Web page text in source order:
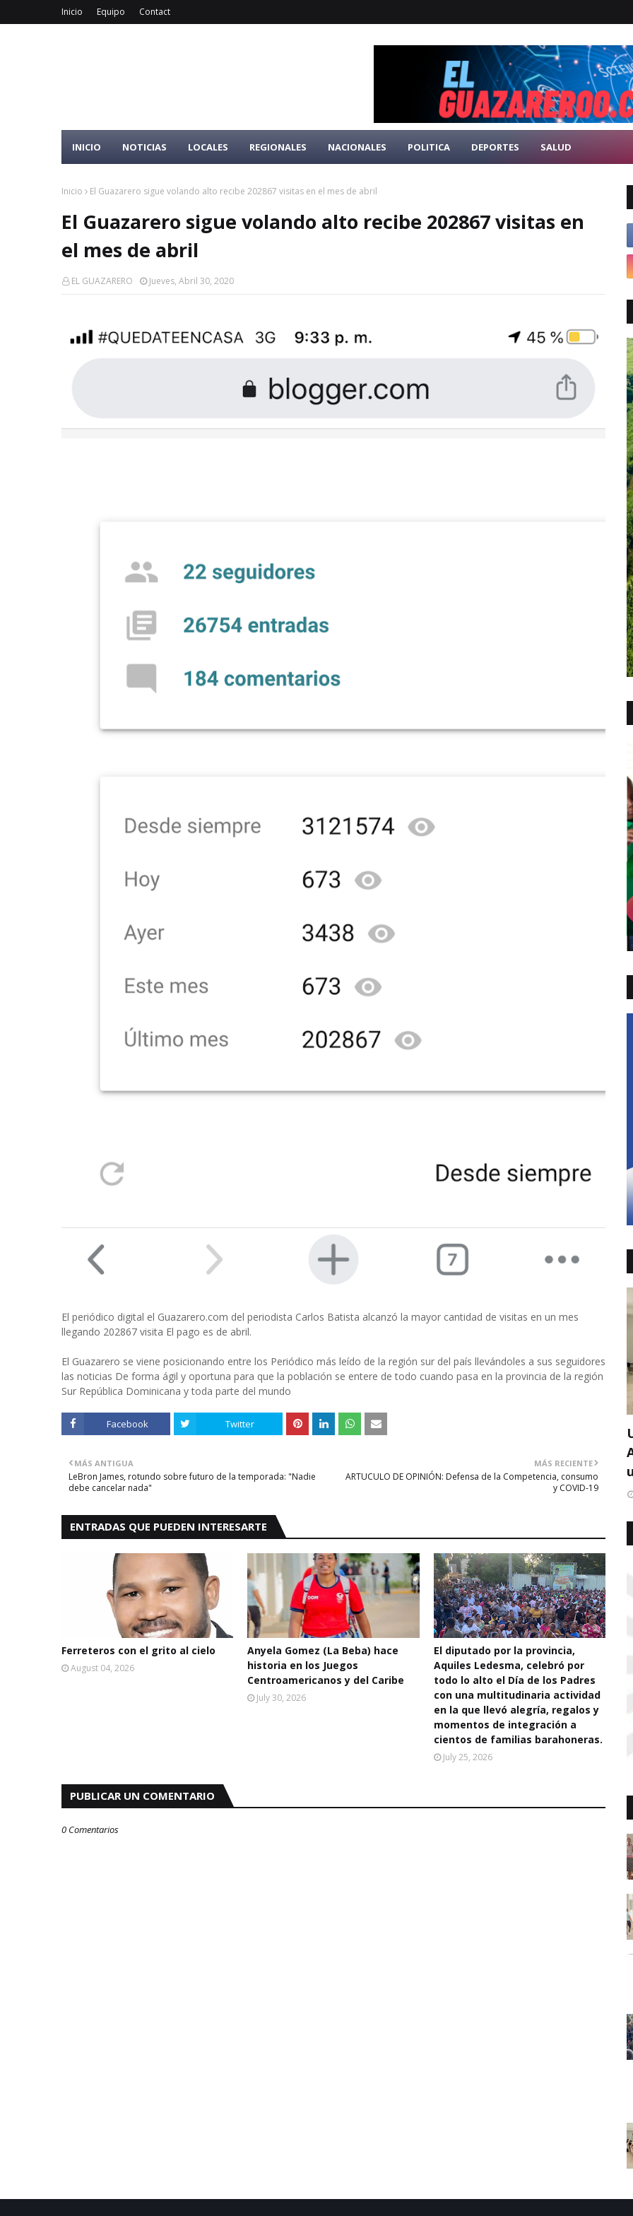
Inicio Equipo Contact
INICIO NOTICIAS LOCALES REGIONALES NACIONALES POLITICA DEPORTES SALUD
Inicio El Guazarero sigue volando alto recibe 202867 visitas en el mes de abril
El Guazarero sigue volando alto recibe 202867 visitas en
el mes de abril
EL GUAZARERO Jueves, Abril 30, 2020
El periódico digital el Guazarero.com del periodista Carlos Batista alcanzó la mayor cantidad de visitas en un mes
llegando 202867 visita El pago es de abril.
El Guazarero se viene posicionando entre los Periódico más leído de la región sur del país llevándoles a sus seguidores
las noticias De forma ágil y oportuna para que la población se entere de todo cuando pasa en la provincia de la región
Sur República Dominicana y toda parte del mundo
Facebook Twitter
MÁS RECIENTE
ARTUCULO DE OPINIÓN: Defensa de la Competencia, consumo
y COVID-19
MÁS ANTIGUA
LeBron James, rotundo sobre futuro de la temporada: "Nadie
debe cancelar nada"
ENTRADAS QUE PUEDEN INTERESARTE
Ferreteros con el grito al cielo
August 04, 2026
Anyela Gomez (La Beba) hace
historia en los Juegos
Centroamericanos y del Caribe
July 30, 2026
El diputado por la provincia,
Aquiles Ledesma, celebró por
todo lo alto el Día de los Padres
con una multitudinaria actividad
en la que llevó alegría, regalos y
momentos de integración a
cientos de familias barahoneras.
July 25, 2026
PUBLICAR UN COMENTARIO
0 Comentarios